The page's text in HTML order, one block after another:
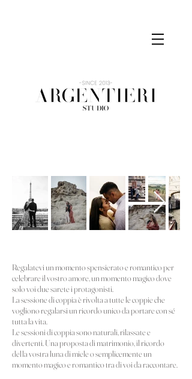
Regalatevi un momento spensierato e romantico per
celebrare il vostro amore, un momento magico dove
solo voi due sarete i protagonisti.
La sessione di coppia è rivolta a tutte le coppie che
vogliono regalarsi un ricordo unico da portare con sé
tutta la vita.
Le sessioni di coppia sono naturali, rilassate e
divertenti. Una proposta di matrimonio, il ricordo
della vostra luna di miele o semplicemente un
momento magico e romantico tra di voi da raccontare.